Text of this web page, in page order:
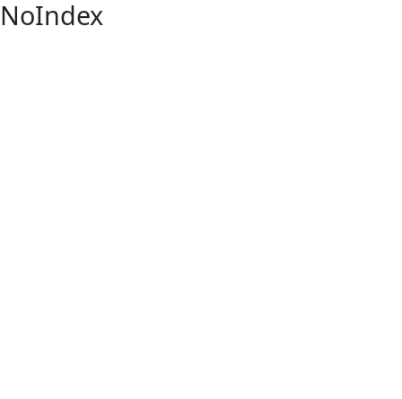
NoIndex